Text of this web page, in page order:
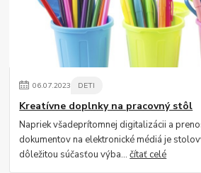
06.07.2023 DETI
Kreatívne doplnky na pracovný stôl
Napriek všadeprítomnej digitalizácii a
dokumentov na elektronické médiá je
dôležitou súčasťou výba...čítať celé